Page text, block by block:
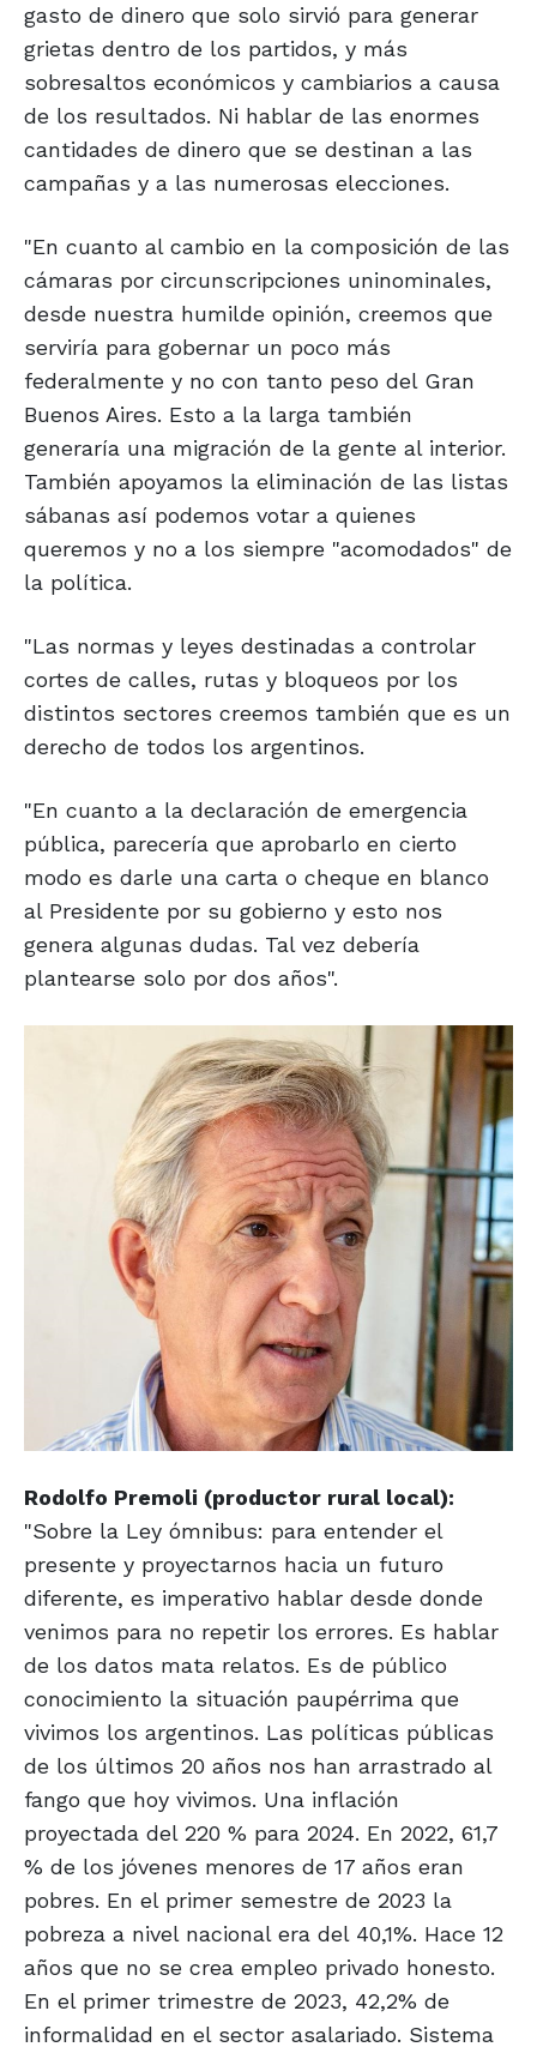
gasto de dinero que solo sirvió para generar
grietas dentro de los partidos, y más
sobresaltos económicos y cambiarios a causa
de los resultados. Ni hablar de las enormes
cantidades de dinero que se destinan a las
campañas y a las numerosas elecciones.
"En cuanto al cambio en la composición de las
cámaras por circunscripciones uninominales,
desde nuestra humilde opinión, creemos que
serviría para gobernar un poco más
federalmente y no con tanto peso del Gran
Buenos Aires. Esto a la larga también
generaría una migración de la gente al interior.
También apoyamos la eliminación de las listas
sábanas así podemos votar a quienes
queremos y no a los siempre "acomodados" de
la política.
"Las normas y leyes destinadas a controlar
cortes de calles, rutas y bloqueos por los
distintos sectores creemos también que es un
derecho de todos los argentinos.
"En cuanto a la declaración de emergencia
pública, parecería que aprobarlo en cierto
modo es darle una carta o cheque en blanco
al Presidente por su gobierno y esto nos
genera algunas dudas. Tal vez debería
plantearse solo por dos años".
Rodolfo Premoli (productor rural local):
"Sobre la Ley ómnibus: para entender el
presente y proyectarnos hacia un futuro
diferente, es imperativo hablar desde donde
venimos para no repetir los errores. Es hablar
de los datos mata relatos. Es de público
conocimiento la situación paupérrima que
vivimos los argentinos. Las políticas públicas
de los últimos 20 años nos han arrastrado al
fango que hoy vivimos. Una inflación
proyectada del 220 % para 2024. En 2022, 61,7
% de los jóvenes menores de 17 años eran
pobres. En el primer semestre de 2023 la
pobreza a nivel nacional era del 40,1%. Hace 12
años que no se crea empleo privado honesto.
En el primer trimestre de 2023, 42,2% de
informalidad en el sector asalariado. Sistema